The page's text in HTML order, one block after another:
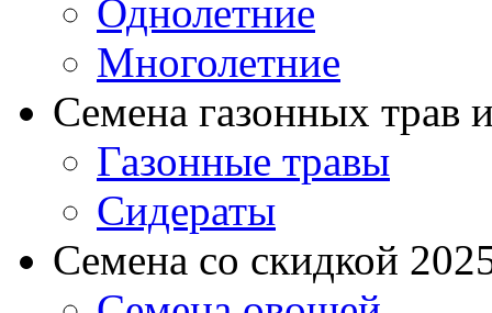
Однолетние
Многолетние
Семена газонных трав
Газонные травы
Сидераты
Семена со скидкой